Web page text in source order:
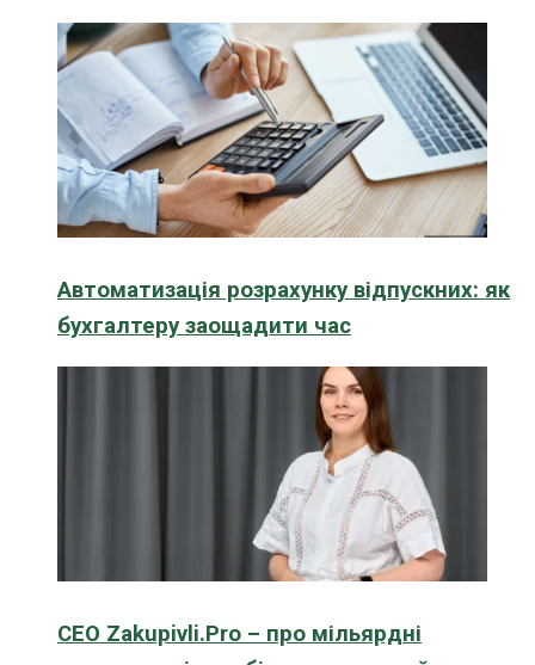
Автоматизація розрахунку відпускних: як
бухгалтеру заощадити час
CEO Zakupivli.Pro – про мільярдні